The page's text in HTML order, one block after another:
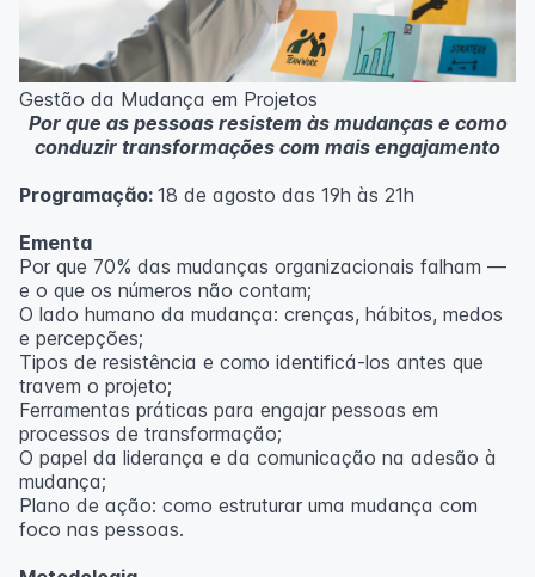
Metodologia
100% da carga horária do curso são realizadas com
aulas ao vivo.
As aulas podem ser assistidas por computador, celular
ou tablet.
Outras informações
inscritos serão avisados ​​antecipadamente.
O IPETEC reserva-se o direito de não realizar o curso
caso não atinja o número mínimo de 20 inscritos.
Professor(a):
Gestão da Mudança em Projetos
Por que as pessoas resistem às mudanças e como
conduzir transformações com mais engajamento
Programação: 18 de agosto das 19h às 21h
Ementa
Por que 70% das mudanças organizacionais falham —
e o que os números não contam;
O lado humano da mudança: crenças, hábitos, medos
e percepções;
Tipos de resistência e como identificá-los antes que
travem o projeto;
Ferramentas práticas para engajar pessoas em
processos de transformação;
O papel da liderança e da comunicação na adesão à
mudança;
Plano de ação: como estruturar uma mudança com
foco nas pessoas.